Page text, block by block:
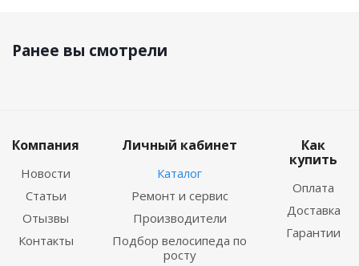
Ранее вы смотрели
Компания
Новости
Статьи
Отызвы
Контакты
Личный кабинет
Каталог
Ремонт и сервис
Производители
Подбор велосипеда по
росту
Как
купить
Оплата
Доставка
Гарантии